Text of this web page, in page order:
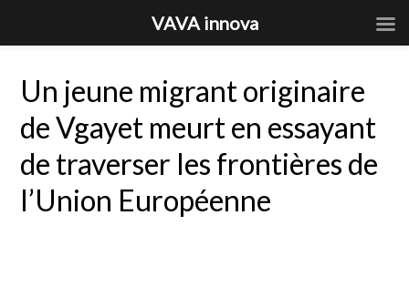
Un jeune migrant originaire
de Vgayet meurt en essayant
de traverser les frontières de
l’Union Européenne
VAVA innova